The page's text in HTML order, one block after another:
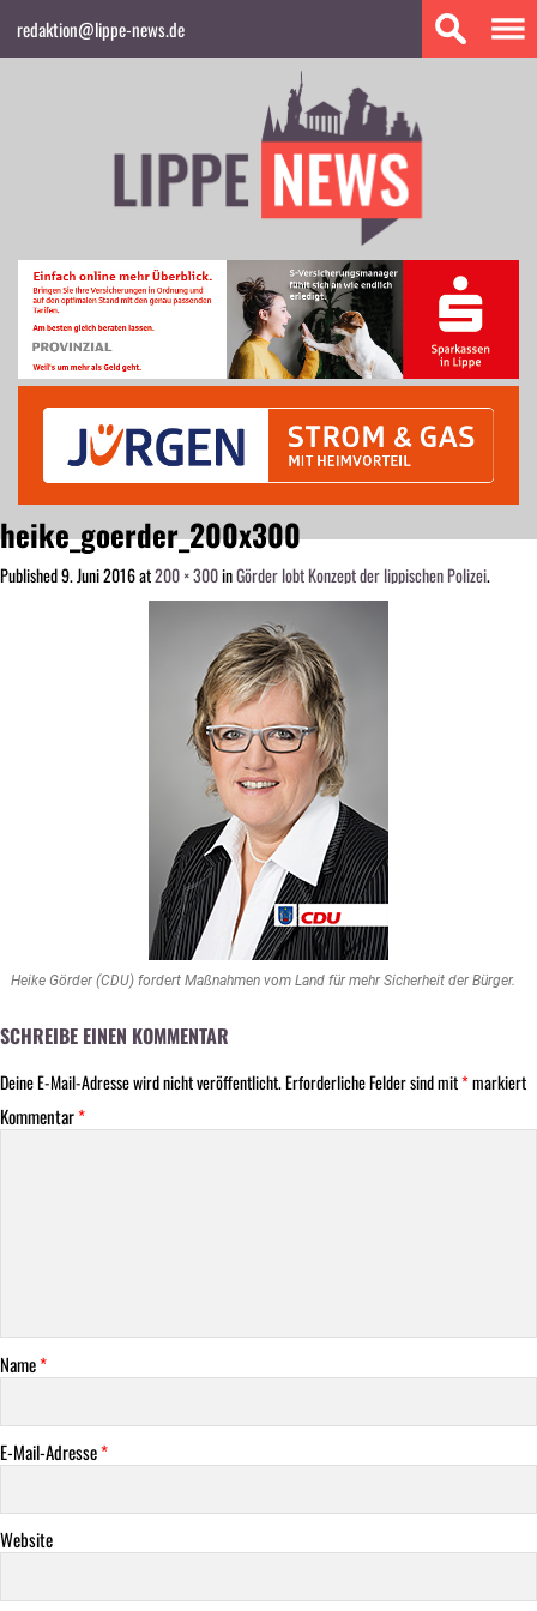
redaktion@lippe-news.de
heike_goerder_200x300
Published9. Juni 2016at200 × 300inGörder lobt Konzept der lippischen Polizei.
Heike Görder (CDU) fordert Maßnahmen vom Land für mehr Sicherheit der Bürger.
SCHREIBE EINEN KOMMENTAR
Deine E-Mail-Adresse wird nicht veröffentlicht.Erforderliche Felder sind mit*markiert
Kommentar*
Name*
E-Mail-Adresse*
Website